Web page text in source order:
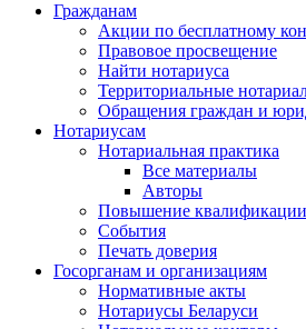
Гражданам
Акции по бесплатному
Правовое просвещение
Найти нотариуса
Территориальные
Обращения граждан и
Нотариусам
Нотариальная практика
Все материалы
Авторы
Повышение квалификации
События
Печать доверия
Госорганам и организациям
Нормативные акты
Нотариусы Беларуси